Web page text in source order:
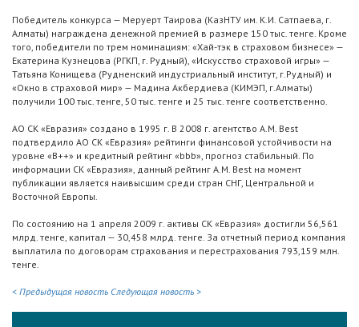
Победитель конкурса — Меруерт Таирова (КазНТУ им. К.И. Сатпаева, г.
Алматы) награждена денежной премией в размере 150 тыс. тенге. Кроме
того, победители по трем номинациям: «Хай-тэк в страховом бизнесе» —
Екатерина Кузнецова (РГКП, г. Рудный), «Искусство страховой игры» —
Татьяна Конищева (Рудненский индустриальный институт, г.Рудный) и
«Окно в страховой мир» — Мадина Акбердиева (КИМЭП, г.Алматы)
получили 100 тыс. тенге, 50 тыс. тенге и 25 тыс. тенге соответственно.
АО СК «Евразия» создано в 1995 г. В 2008 г. агентство A.M. Best
подтвердило АО СК «Евразия» рейтинги финансовой устойчивости на
уровне «B++» и кредитный рейтинг «bbb», прогноз стабильный. По
информации СК «Евразия», данный рейтинг A.M. Best на момент
публикации является наивысшим среди стран СНГ, Центральной и
Восточной Европы.
По состоянию на 1 апреля 2009 г. активы СК «Евразия» достигли 56,561
млрд. тенге, капитал — 30,458 млрд. тенге. За отчетный период компания
выплатила по договорам страхования и перестрахования 793,159 млн.
тенге.
< Предыдущая новость Следующая новость >